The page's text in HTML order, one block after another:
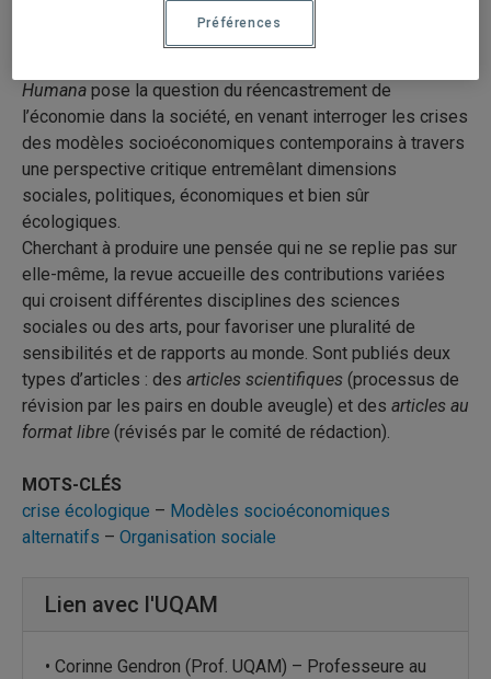
Œconomia Humana
Humana pose la question du réencastrement de
l’économie dans la société, en venant interroger les crises
des modèles socioéconomiques contemporains à travers
une perspective critique entremêlant dimensions
sociales, politiques, économiques et bien sûr
écologiques.
Cherchant à produire une pensée qui ne se replie pas sur
elle-même, la revue accueille des contributions variées
qui croisent différentes disciplines des sciences
sociales ou des arts, pour favoriser une pluralité de
sensibilités et de rapports au monde. Sont publiés deux
types d’articles : des articles scientifiques (processus de
révision par les pairs en double aveugle) et des articles au
format libre (révisés par le comité de rédaction).
MOTS-CLÉS
crise écologique – Modèles socioéconomiques
alternatifs – Organisation sociale
Lien avec l'UQAM
• Corinne Gendron (Prof. UQAM) – Professeure au
Préférences